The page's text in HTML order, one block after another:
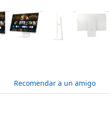
Recomendar a un amigo